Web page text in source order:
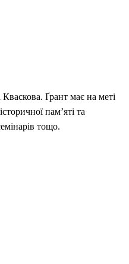
Ґрант має на меті
пам’яті та
тощо.